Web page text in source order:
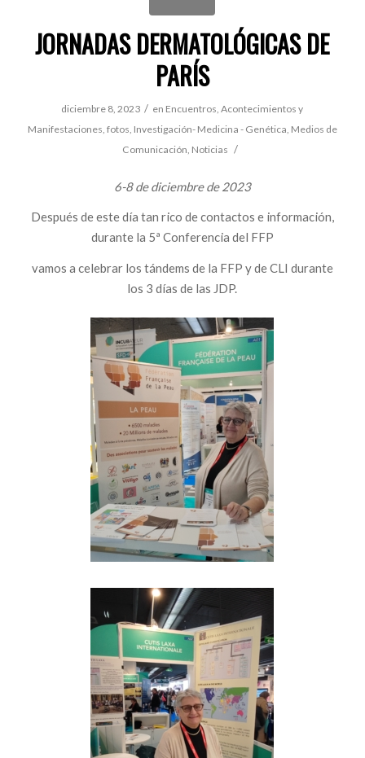
JORNADAS DERMATOLÓGICAS DE
PARÍS
diciembre 8, 2023 / en Encuentros, Acontecimientos y
Manifestaciones fotos Investigación- Medicina - Genética Medios de
Comunicación Noticias /
6-8 de diciembre de 2023
Después de este día tan rico de contactos e información,
durante la 5ª Conferencia del FFP
vamos a celebrar los tándems de la FFP y de CLI durante
los 3 días de las JDP.